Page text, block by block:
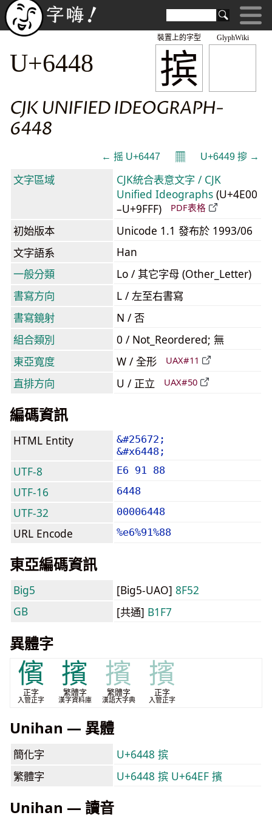
GlyphWiki
摈
裝置上的字型
U+6448
CJK UNIFIED IDEOGRAPH-
6448
← 摇 U+6447 𝄜 U+6449 摉 →
文字區域
CJK統合表意文字 / CJK
Unified Ideographs (U+4E00
–U+9FFF)
PDF表格
初始版本
Unicode 1.1 發布於 1993/06
文字語系
Han
一般分類
Lo / 其它字母 (Other_Letter)
書寫方向
L / 左至右書寫
書寫鏡射
N / 否
組合類別
0 / Not_Reordered; 無
東亞寬度
W / 全形 UAX#11
直排方向 U / 正立 UAX#50
編碼資訊
HTML Entity
&#25672;
&#x6448;
UTF-8 E6 91 88
UTF-16 6448
UTF-32 00006448
URL Encode %e6%91%88
東亞編碼資訊
Big5 [Big5-UAO] 8F52
GB
[共通] B1F7
異體字
儐
正字
入管正字
擯
繁體字
漢字資料庫
擯
繁體字
漢語大字典
擯
正字
入管正字
Unihan — 異體
簡化字
U+6448 摈
繁體字
U+6448 摈 U+64EF 擯
Unihan — 讀音